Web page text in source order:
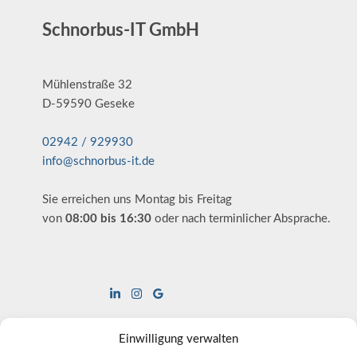
Einwilligung verwalten
Schnorbus-IT GmbH
Mühlenstraße 32
D-59590 Geseke
02942 / 929930
info@schnorbus-it.de
Sie erreichen uns Montag bis Freitag
von 08:00 bis 16:30 oder nach terminlicher Absprache.